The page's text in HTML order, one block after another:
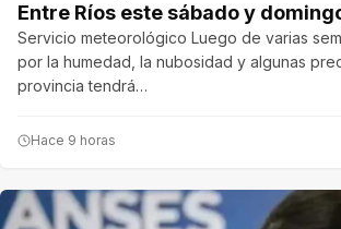
Entre Ríos este sábado y
Servicio meteorológico Luego de varias
por la humedad, la nubosidad y algunas
provincia tendrá…
Hace 9 horas